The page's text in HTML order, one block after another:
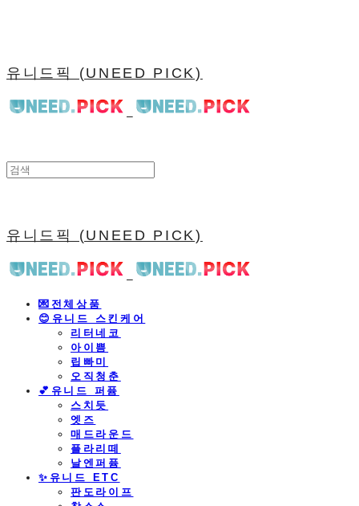
유니드픽 (UNEED PICK)
유니드픽 (UNEED PICK)
💌전체상품
😊유니드 스킨케어
리터네코
아이쁨
립빠미
오직청춘
💕유니드 퍼퓸
스치듯
엣즈
매드라운드
플라리떼
날엔퍼퓸
​✨유니드 ETC
판도라이프